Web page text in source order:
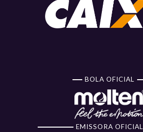
BOLA OFICIAL
EMISSORA OFICIAL